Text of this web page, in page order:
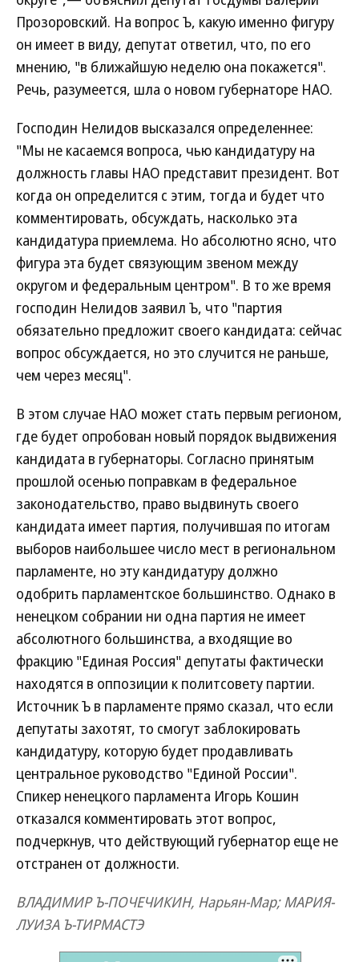
Прозоровский. На вопрос Ъ, какую именно фигуру
он имеет в виду, депутат ответил, что, по его
мнению, "в ближайшую неделю она покажется".
Речь, разумеется, шла о новом губернаторе НАО.
Господин Нелидов высказался определеннее:
"Мы не касаемся вопроса, чью кандидатуру на
должность главы НАО представит президент. Вот
когда он определится с этим, тогда и будет что
комментировать, обсуждать, насколько эта
кандидатура приемлема. Но абсолютно ясно, что
фигура эта будет связующим звеном между
округом и федеральным центром". В то же время
господин Нелидов заявил Ъ, что "партия
обязательно предложит своего кандидата: сейчас
вопрос обсуждается, но это случится не раньше,
чем через месяц".
В этом случае НАО может стать первым регионом,
где будет опробован новый порядок выдвижения
кандидата в губернаторы. Согласно принятым
прошлой осенью поправкам в федеральное
законодательство, право выдвинуть своего
кандидата имеет партия, получившая по итогам
выборов наибольшее число мест в региональном
парламенте, но эту кандидатуру должно
одобрить парламентское большинство. Однако в
ненецком собрании ни одна партия не имеет
абсолютного большинства, а входящие во
фракцию "Единая Россия" депутаты фактически
находятся в оппозиции к политсовету партии.
Источник Ъ в парламенте прямо сказал, что если
депутаты захотят, то смогут заблокировать
кандидатуру, которую будет продавливать
центральное руководство "Единой России".
Спикер ненецкого парламента Игорь Кошин
отказался комментировать этот вопрос,
подчеркнув, что действующий губернатор еще не
отстранен от должности.
ВЛАДИМИР Ъ-ПОЧЕЧИКИН, Нарьян-Мар; МАРИЯ-
ЛУИЗА Ъ-ТИРМАСТЭ